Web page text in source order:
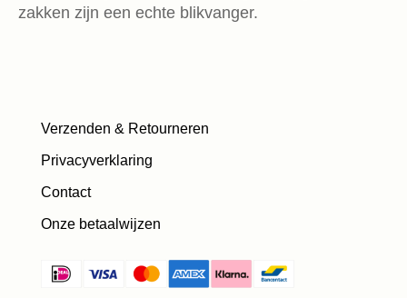
zakken zijn een echte blikvanger.
Verzenden & Retourneren
Privacyverklaring
Contact
Onze betaalwijzen